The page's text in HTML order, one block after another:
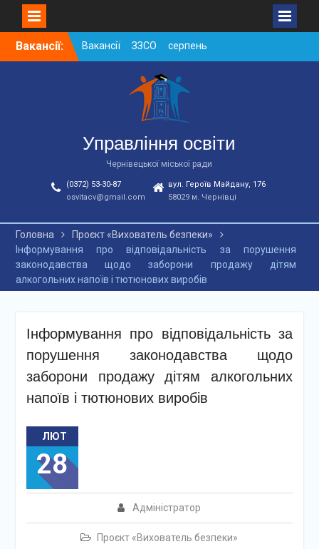
SkipВакансії:
Вакансії ЗЗСО серпень
2026
Вакансії ЗЗСО червень
Вакансії у ЗДО та
дошкільних підрозділах
ЗЗСО станом на
01.08.2026 р.
Управління освіти
Чернівецької міської ради
(0372) 53-30-87
osvitacv@gmail.com
вул. Героїв Майдану, 176
58029 м. Чернівці
Головна
Проєкт «Вихователь безпеки»
Інформування про відповідальність за порушення
законодавства щодо заборони продажу дітям
алкогольних напоїв і тютюнових виробів
Інформування про відповідальність за
порушення законодавства щодо
заборони продажу дітям алкогольних
напоїв і тютюнових виробів
ЛЮТ
28
Адміністратор
Проєкт «Вихователь безпеки»